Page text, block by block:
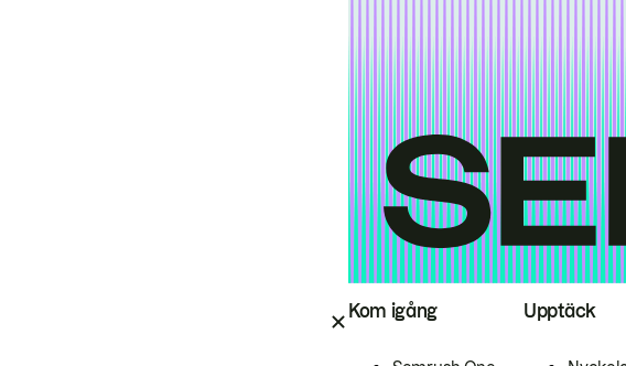
Kom igång Upptäck